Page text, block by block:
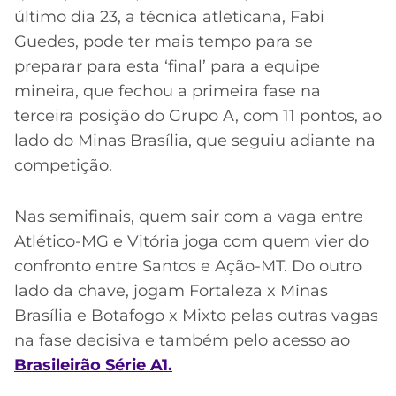
último dia 23, a técnica atleticana, Fabi
Guedes, pode ter mais tempo para se
preparar para esta ‘final’ para a equipe
mineira, que fechou a primeira fase na
terceira posição do Grupo A, com 11 pontos, ao
lado do Minas Brasília, que seguiu adiante na
competição.
Nas semifinais, quem sair com a vaga entre
Atlético-MG e Vitória joga com quem vier do
confronto entre Santos e Ação-MT. Do outro
lado da chave, jogam Fortaleza x Minas
Brasília e Botafogo x Mixto pelas outras vagas
na fase decisiva e também pelo acesso ao
Brasileirão Série A1.